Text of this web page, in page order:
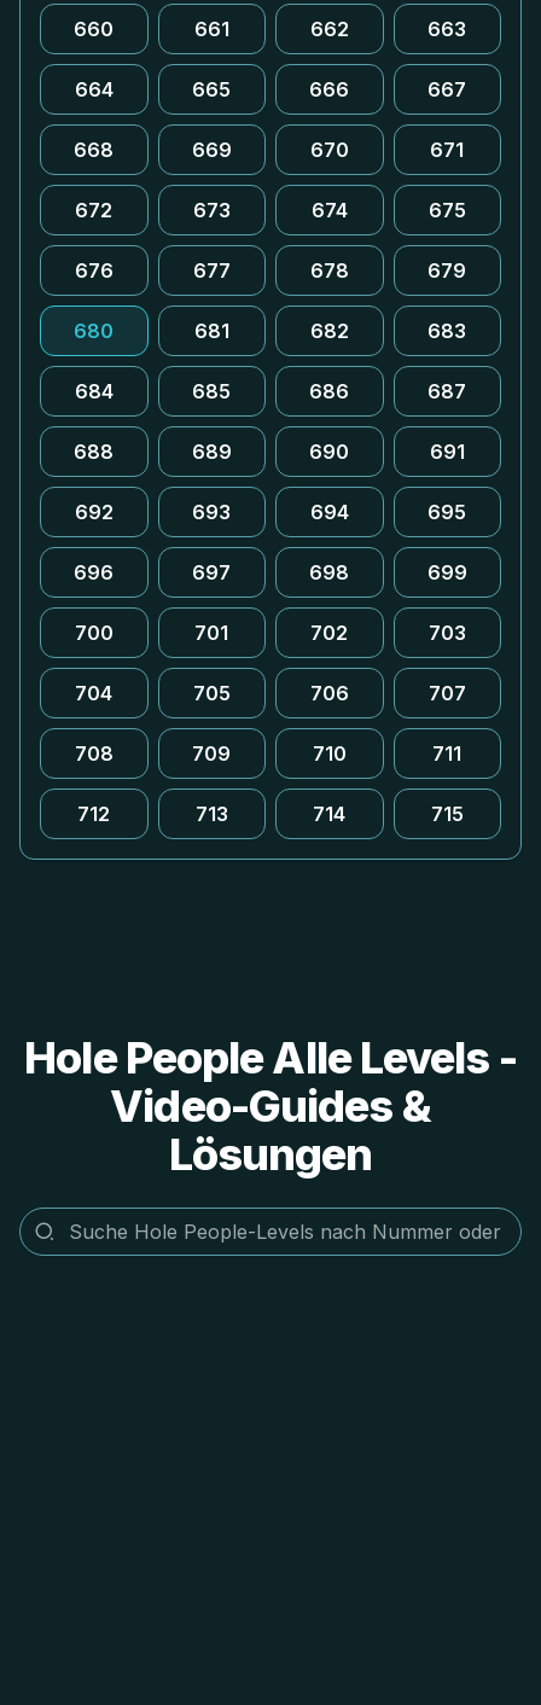
660 661 662 663
664 665 666 667
668 669 670 671
672 673 674 675
676 677 678 679
680 681 682 683
684 685 686 687
688 689 690 691
692 693 694 695
696 697 698 699
700 701 702 703
704 705 706 707
708 709 710 711
712 713 714 715
Hole People Alle Levels -
Video-Guides &
Lösungen